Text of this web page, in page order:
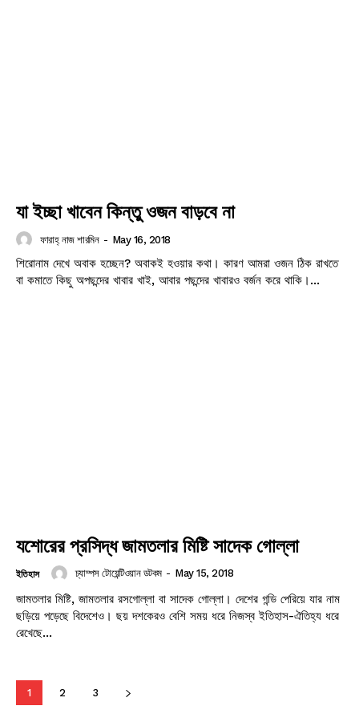
Company
Contact us
Subscription Plans
যা ইচ্ছা খাবেন কিন্তু ওজন বাড়বে না
ফারাহ্ নাজ শারমিন - May 16, 2018
শিরোনাম দেখে অবাক হচ্ছেন? অবাকই হওয়ার কথা। কারণ আমরা ওজন ঠিক রাখতে
বা কমাতে কিছু অপছন্দের খাবার খাই, আবার পছন্দের খাবারও বর্জন করে থাকি।...
যশোরের প্রসিদ্ধ জামতলার মিষ্টি সাদেক গোল্লা
ইতিহাস চ্যাম্পস টোয়েন্টিওয়ান ডটকম - May 15, 2018
জামতলার মিষ্টি, জামতলার রসগোল্লা বা সাদেক গোল্লা। দেশের গন্ডি পেরিয়ে যার নাম
ছড়িয়ে পড়েছে বিদেশেও। ছয় দশকেরও বেশি সময় ধরে নিজস্ব ইতিহাস-ঐতিহ্য ধরে
রেখেছে...
1 2 3